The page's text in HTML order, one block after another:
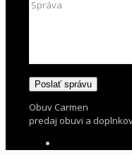
Obuv Carmen
predaj obuvi a